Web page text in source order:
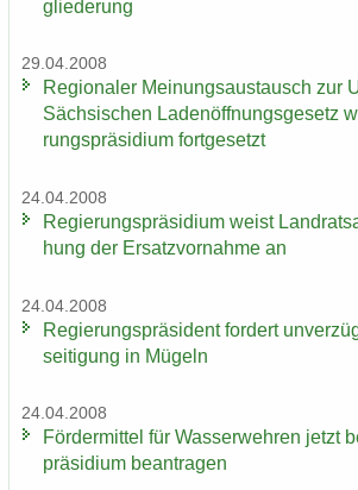
glie­de­rung
29.04.2008
Re­gio­na­ler Mei­nungs­aus­tausch zur
Säch­si­schen La­den­öff­nungs­ge­setz
rungs­prä­si­di­um fort­ge­setzt
24.04.2008
Re­gie­rungs­prä­si­di­um weist
hung der Er­satz­vor­nah­me an
24.04.2008
Re­gie­rungs­prä­si­dent for­dert
sei­ti­gung in Mü­geln
24.04.2008
För­der­mit­tel für Was­ser­weh­ren jetzt
prä­si­di­um be­an­tra­gen